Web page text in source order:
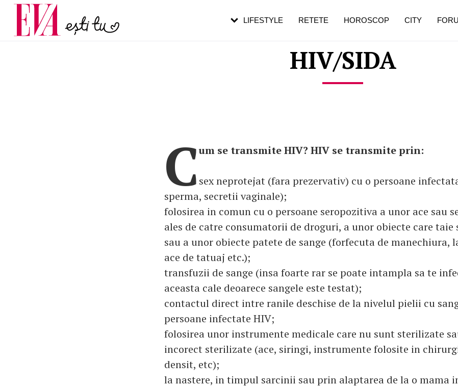
HIV/SIDA
Cum se transmite HIV? HIV se transmite prin:
sex neprotejat (fara prezervativ) cu o persoane
sperma, secretii vaginale);
folosirea in comun cu o persoane seropozitiva a unor ace sau
ales de catre consumatorii de droguri, a unor obiecte care taie
sau a unor obiecte patete de sange (forfecuta de manechiura,
ace de tatuaj etc.);
transfuzii de sange (insa foarte rar se poate intampla sa te
aceasta cale deoarece sangele este testat);
contactul direct intre ranile deschise de la nivelul pielii cu
persoane infectate HIV;
folosirea unor instrumente medicale care nu sunt sterilizate
incorect sterilizate (ace, siringi, instrumente folosite in
densit, etc);
la nastere, in timpul sarcinii sau prin alaptarea de la o mama
LIFESTYLE RETETE HOROSCOP CITY
Carieră
Actualitate
pe măsură ce înaintezi în vârstă